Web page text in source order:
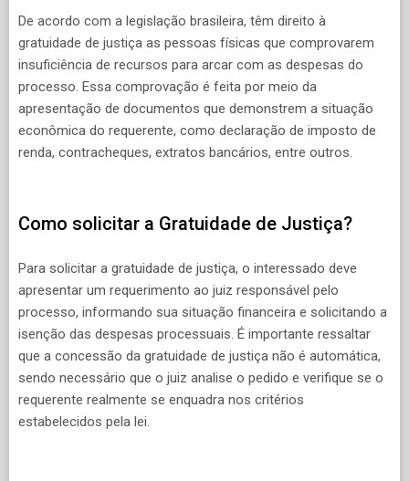
De acordo com a legislação brasileira, têm direito à
gratuidade de justiça as pessoas físicas que comprovarem
insuficiência de recursos para arcar com as despesas do
processo. Essa comprovação é feita por meio da
apresentação de documentos que demonstrem a situação
econômica do requerente, como declaração de imposto de
renda, contracheques, extratos bancários, entre outros.
Como solicitar a Gratuidade de Justiça?
Para solicitar a gratuidade de justiça, o interessado deve
apresentar um requerimento ao juiz responsável pelo
processo, informando sua situação financeira e solicitando a
isenção das despesas processuais. É importante ressaltar
que a concessão da gratuidade de justiça não é automática,
sendo necessário que o juiz analise o pedido e verifique se o
requerente realmente se enquadra nos critérios
estabelecidos pela lei.